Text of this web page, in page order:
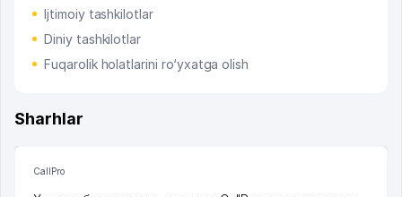
Ijtimoiy tashkilotlar
Diniy tashkilotlar
Fuqarolik holatlarini ro‘yxatga olish
Sharhlar
CallPro